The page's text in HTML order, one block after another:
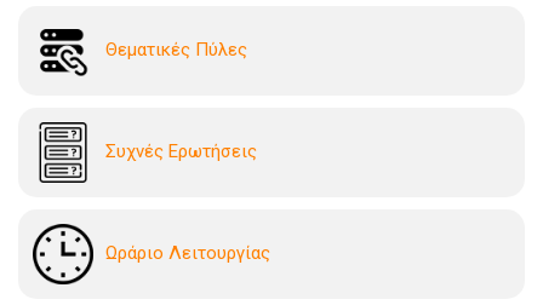
Θεματικές Πύλες
Συχνές Ερωτήσεις
Ωράριο Λειτουργίας